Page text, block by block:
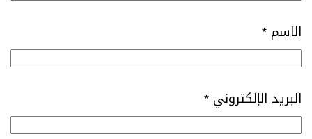
الاسم *
البريد الإلكتروني *